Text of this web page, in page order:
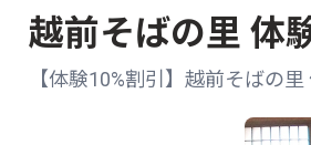
越前そばの里 体
【体験10%割引】越前そばの